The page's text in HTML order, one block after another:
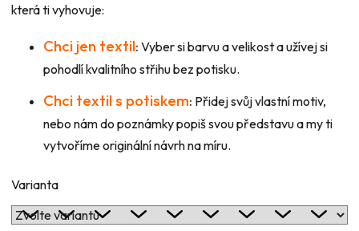
která ti vyhovuje:
Chci jen textil: Vyber si barvu a velikost a užívej si
pohodlí kvalitního střihu bez potisku.
Chci textil s potiskem: Přidej svůj vlastní motiv,
nebo nám do poznámky popiš svou představu a my ti
vytvoříme originální návrh na míru.
Varianta